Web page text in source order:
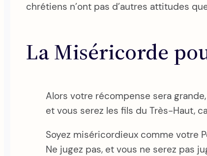
chrétiens n’ont pas d’autres attitudes
La Miséricorde
Alors votre récompense sera grande,
et vous serez les fils du Très-Haut,
Soyez miséricordieux comme votre
Ne jugez pas, et vous ne serez pas